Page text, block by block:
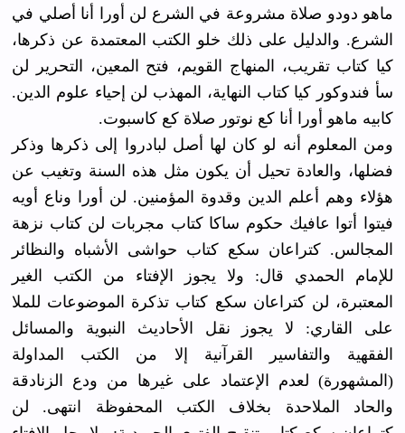
ماهو دودو صلاة مشروعة في الشرع لن أورا أنا أصلي في
الشرع. والدليل على ذلك خلو الكتب المعتمدة عن ذكرها،
كيا كتاب تقريب، المنهاج القويم، فتح المعين، التحرير لن
سأ فندوكور كيا كتاب النهاية، المهذب لن إحياء علوم الدين.
كابيه ماهو أورا أنا كع نوتور صلاة كع كاسبوت.
ومن المعلوم أنه لو كان لها أصل لبادروا إلى ذكرها وذكر
فضلها، والعادة تحيل أن يكون مثل هذه السنة وتغيب عن
هؤلاء وهم أعلم الدين وقدوة المؤمنين. لن أورا وناع أويه
فيتوا أتوا عافيك حكوم ساكا كتاب مجربات لن كتاب نزهة
المجالس. كتراعان سكع كتاب حواشى الأشباه والنظائر
للإمام الحمدي قال: ولا يجوز الإفتاء من الكتب الغير
المعتبرة، لن كتراعان سكع كتاب تذكرة الموضوعات للملا
على القاري: لا يجوز نقل الأحاديث النبوية والمسائل
الفقهية والتفاسير القرآنية إلا من الكتب المداولة
(المشهورة) لعدم الإعتماد على غيرها من ودع الزنادقة
والحاد الملاحدة بخلاف الكتب المحفوظة انتهى. لن